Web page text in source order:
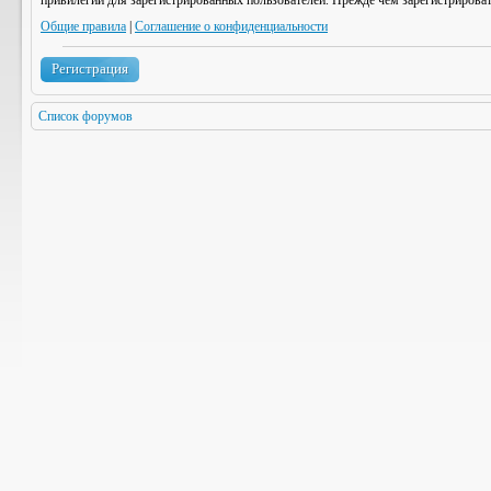
Общие правила Соглашение о конфиденциальности
Регистрация
Список форумов